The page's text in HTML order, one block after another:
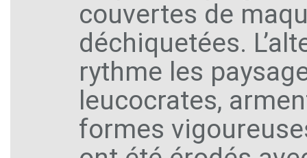
couvertes de
déchiquetées.
rythme les
leucocrates,
formes